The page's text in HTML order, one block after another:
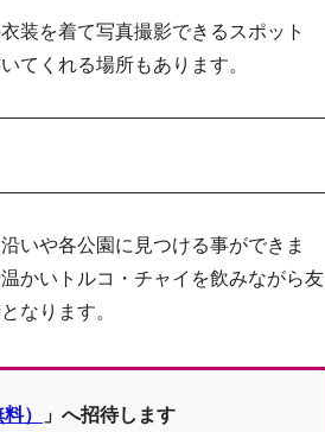
装を着て写真撮影できるスポット
てくれる場所もあります。
いや各公園に見つける事ができま
かいトルコ・チャイを飲みながら友
なります。
） 」へ招待します